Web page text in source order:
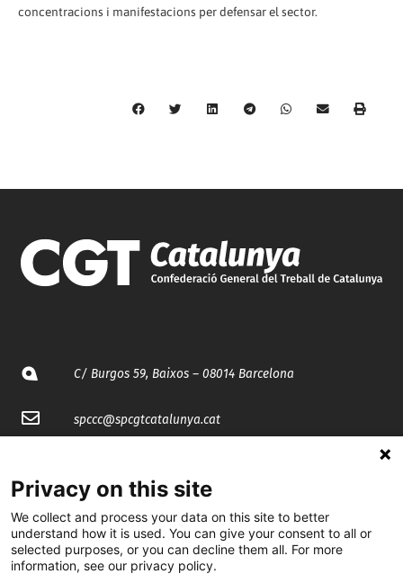
concentracions i manifestacions per defensar el sector.
C/ Burgos 59, Baixos – 08014 Barcelona
spccc@spcgtcatalunya.cat
@CGTCatalunya
cgtcatalunya
Privacy on this site
We collect and process your data on this site to better
understand how it is used. You can give your consent to all or
selected purposes, or you can decline them all. For more
information, see our privacy policy.